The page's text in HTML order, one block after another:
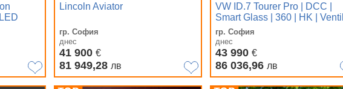
Lincoln Aviator
гр. София
днес
41 900 €
81 949,28 лв
VW ID.7 Tourer Pro | DCC |
Smart Glass | 360 | HK | Ventil
гр. София
днес
43 990 €
86 036,96 лв